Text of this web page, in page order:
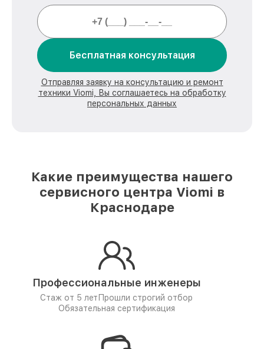
Бесплатная консультация
Отправляя заявку на консультацию и ремонт
техники Viomi, Вы соглашаетесь на обработку
персональных данных
Какие преимущества нашего
сервисного центра Viomi в
Краснодаре
Профессиональные инженеры
Стаж от 5 лет Прошли строгий отбор
Обязательная сертификация